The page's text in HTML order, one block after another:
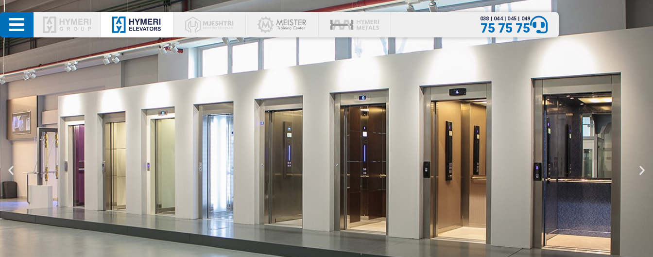
038 | 044 | 045 | 049
75 75 75